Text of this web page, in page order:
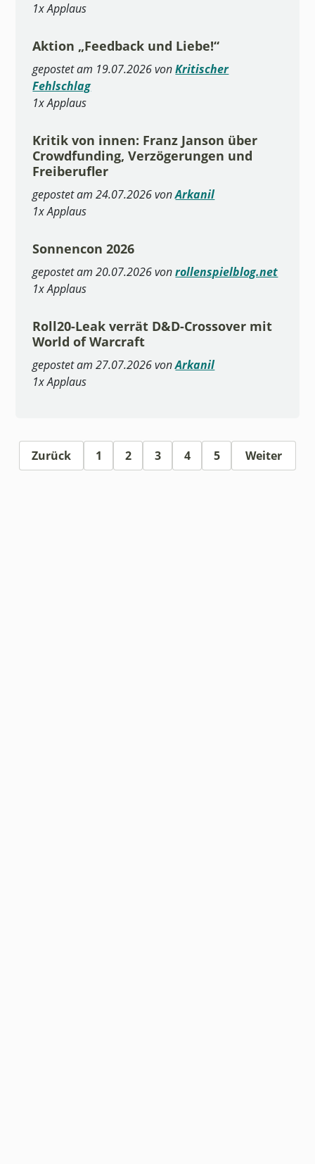
1x Applaus
Aktion „Feedback und Liebe!“
gepostet am 19.07.2026 vonKritischer
Fehlschlag
1x Applaus
Kritik von innen: Franz Janson über
Crowdfunding, Verzögerungen und
Freiberufler
gepostet am 24.07.2026 vonArkanil
1x Applaus
Sonnencon 2026
gepostet am 20.07.2026 vonrollenspielblog.net
1x Applaus
Roll20-Leak verrät D&D-Crossover mit
World of Warcraft
gepostet am 27.07.2026 vonArkanil
1x Applaus
Zurück 1 2 3 4 5 Weiter